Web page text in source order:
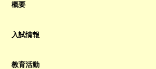
概要
入試情報
教育活動